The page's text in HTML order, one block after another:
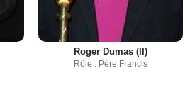
Roger Dumas (II)
Rôle : Père Francis